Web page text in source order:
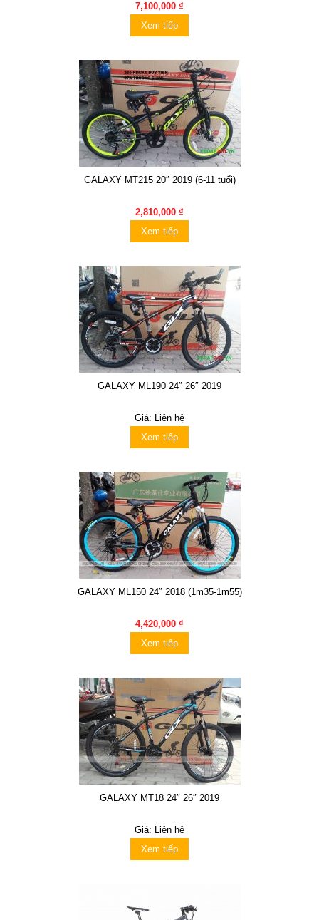
7,100,000 ₫
Xem tiếp
GALAXY MT215 20″ 2019 (6-11 tuổi)
2,810,000 ₫
Xem tiếp
GALAXY ML190 24″ 26″ 2019
Giá: Liên hệ
Xem tiếp
GALAXY ML150 24″ 2018 (1m35-1m55)
4,420,000 ₫
Xem tiếp
GALAXY MT18 24″ 26″ 2019
Giá: Liên hệ
Xem tiếp